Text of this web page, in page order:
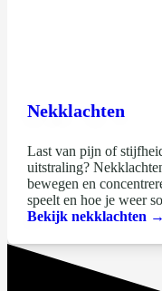
Nekklachten
Last van pijn of
uitstraling?
bewegen en
speelt en hoe je weer
Bekijk nekklachten →